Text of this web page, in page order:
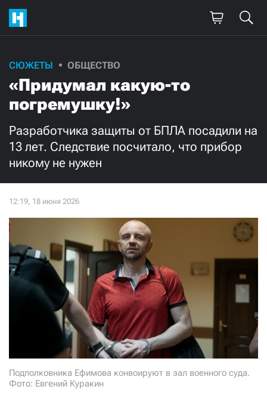
СЮЖЕТЫ ОБЩЕСТВО
«Придумал какую-то
погремушку!»
Разработчика защиты от БПЛА посадили на
13 лет. Следствие посчитало, что прибор
никому не нужен
Подполковника Ефимова конвоируют в зал военного суда.
Фото: Евгений Куракин
Поддержите
нашу работу!
Ежемесячно
3000 1000
Нажимая кнопку «Стать соучастником»,
я принимаю условия и подтверждаю свое гражданство РФ
СТАТЬ СОУЧАСТНИКОМ
ПОДЕЛИТЬСЯ С ДРУЗЬЯМИ
Если у вас есть вопросы, пишите donate@novayagazeta.ru
+7 (929) 612-03-68